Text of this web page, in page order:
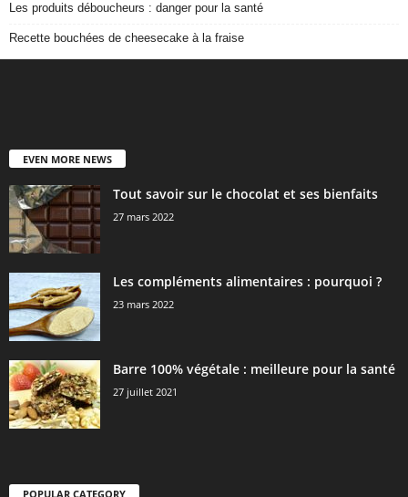
Les produits déboucheurs : danger pour la santé
Recette bouchées de cheesecake à la fraise
EVEN MORE NEWS
Tout savoir sur le chocolat et ses bienfaits
27 mars 2022
Les compléments alimentaires : pourquoi ?
23 mars 2022
Barre 100% végétale : meilleure pour la santé
27 juillet 2021
POPULAR CATEGORY